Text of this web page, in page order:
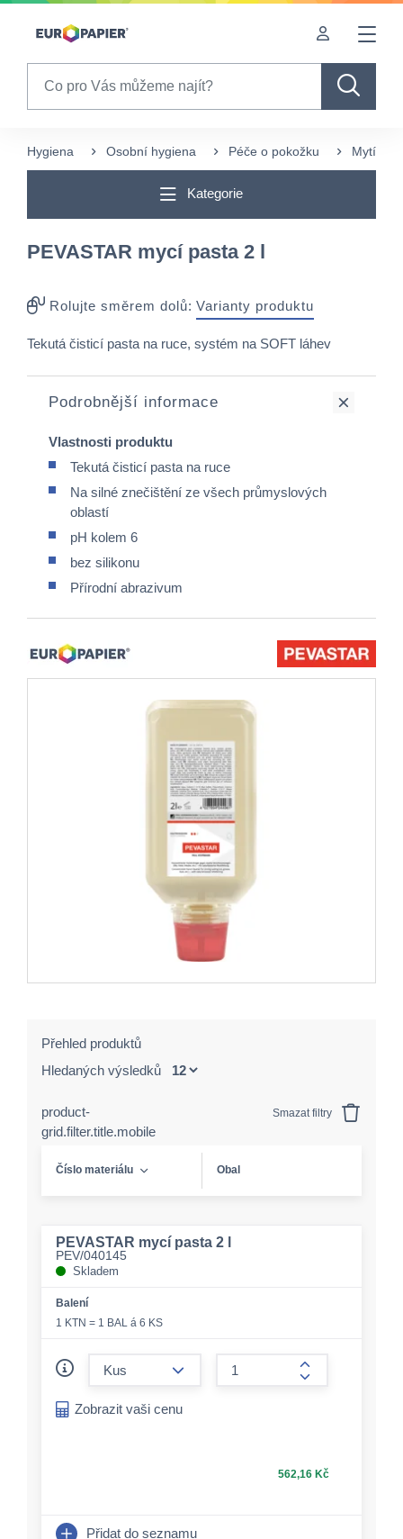
Table Of Content
Často nakupované s tímto produktem
Hygiena Osobní hygiena Péče o pokožku Mytí a
Kategorie
PEVASTAR mycí pasta 2 l
Rolujte směrem dolů: Varianty produktu
Tekutá čisticí pasta na ruce, systém na SOFT láhev
Podrobnější informace
Vlastnosti produktu
Tekutá čisticí pasta na ruce
Na silné znečištění ze všech průmyslových
oblastí
pH kolem 6
bez silikonu
Přírodní abrazivum
Přehled produktů
Hledaných výsledků
product-
grid.filter.title.mobile
Smazat filtry
Číslo materiálu Obal
PEVASTAR mycí pasta 2 l
PEV/040145
Skladem
Balení
1 KTN = 1 BAL á 6 KS
form.increase-
Zobrazit vaši cenu
562,16 Kč
Přidat do seznamu